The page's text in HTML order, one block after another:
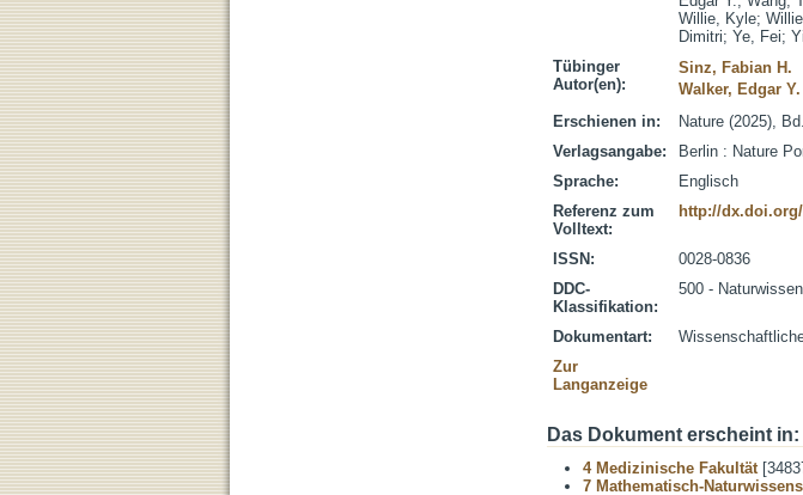
Willie, Kyle;
Dimitri; Ye, Fei;
Tübinger
Autor(en):
Sinz, Fabian H.
Walker, Edgar Y.
Erschienen in:
Nature (2025),
Verlagsangabe:
Berlin : Nature
Sprache:
Englisch
Referenz zum
Volltext:
http://dx.doi.org/
ISSN:
0028-0836
DDC-
Klassifikation:
500 -
Dokumentart:
Zur
Langanzeige
Das Dokument erscheint in:
4 Medizinische Fakultät
7 Mathematisch-